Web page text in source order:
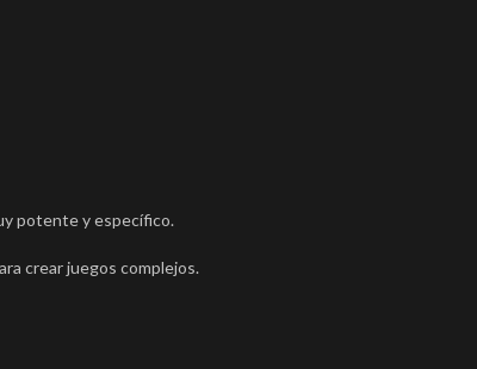
potente y específico.
crear juegos complejos.